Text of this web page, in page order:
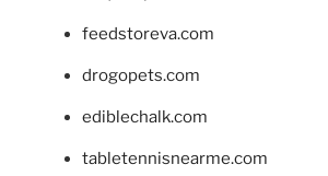
feedstoreva.com
drogopets.com
ediblechalk.com
tabletennisnearme.com